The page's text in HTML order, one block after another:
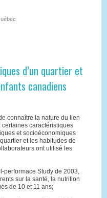
d’un quartier et
canadiens
connaître la nature du lien
certaines caractéristiques
et socioéconomiques
quartier et les habitudes de
ont utilisé les
performace Study de 2003,
sur la santé, la nutrition
de 10 et 11 ans;